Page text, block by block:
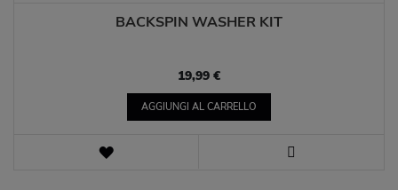
BACKSPIN WASHER KIT
19,99 €
AGGIUNGI AL CARRELLO
LISTA